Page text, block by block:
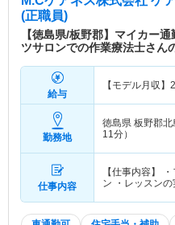
(正職員)
【徳島県/板野郡】マイカー
ツサロンでの作業療法士さん
給与
【モデル月収】
勤務地
徳島県 板野郡北
11分）
仕事内容
【仕事内容】
ン ・レッスン